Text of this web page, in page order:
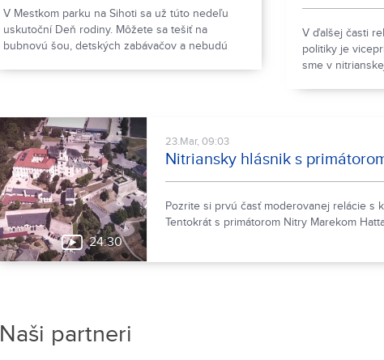
V Mestkom parku na Sihoti sa už túto nedeľu
uskutoční Deň rodiny. Môžete sa tešiť na
bubnovú šou, detských zabávačov a nebudú
V ďalšej časti
politiky je
sme v
24:30
23.Mar, 09:03
Nitriansky hlásnik s
Pozrite si prvú časť moderovanej relácie s
Tentokrát s primátorom Nitry Marekom
Naši partneri